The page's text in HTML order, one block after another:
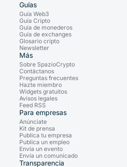
Guías
Guía Web3
Guía Cripto
Guía de monederos
Guía de exchanges
Glosario cripto
Newsletter
Más
Sobre SpazioCrypto
Contáctanos
Preguntas frecuentes
Hazte miembro
Widgets gratuitos
Avisos legales
Feed RSS
Para empresas
Anúnciate
Kit de prensa
Publica tu empresa
Publica un empleo
Envía un evento
Envía un comunicado
Transparencia